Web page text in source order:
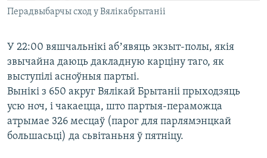
Перадвыбарчы сход у Вялікабрытаніі
У 22:00 вяшчальнікі абʼявяць экзыт-полы, якія
звычайна даюць дакладную карціну таго, як
выступілі асноўныя партыі.
Вынікі з 650 акруг Вялікай Брытаніі прыходзяць
усю ноч, і чакаецца, што партыя-пераможца
атрымае 326 месцаў (парог для парлямэнцкай
большасьці) да сьвітаньня ў пятніцу.